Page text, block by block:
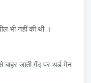
भी नहीं की थी ।
जाती गेंद पर थर्ड मैन